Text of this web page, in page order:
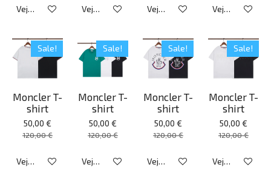
Veja detalhes Veja detalhes Veja detalhes Veja detalhes
Sale!
Moncler T-
shirt
50,00 €
120,00 €
Veja detalhes
Sale!
Moncler T-
shirt
50,00 €
120,00 €
Veja detalhes
Sale!
Moncler T-
shirt
50,00 €
120,00 €
Veja detalhes
Sale!
Moncler T-
shirt
50,00 €
120,00 €
Veja detalhes